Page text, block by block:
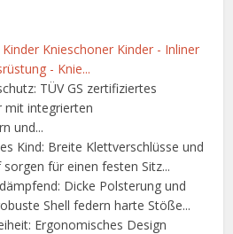
Knieschoner Kinder - Inliner
- Knie...
TÜV GS zertifiziertes
mit integrierten
und...
Kind: Breite Klettverschlüsse und
für einen festen Sitz...
Dicke Polsterung und
Shell federn harte Stöße...
Ergonomisches Design